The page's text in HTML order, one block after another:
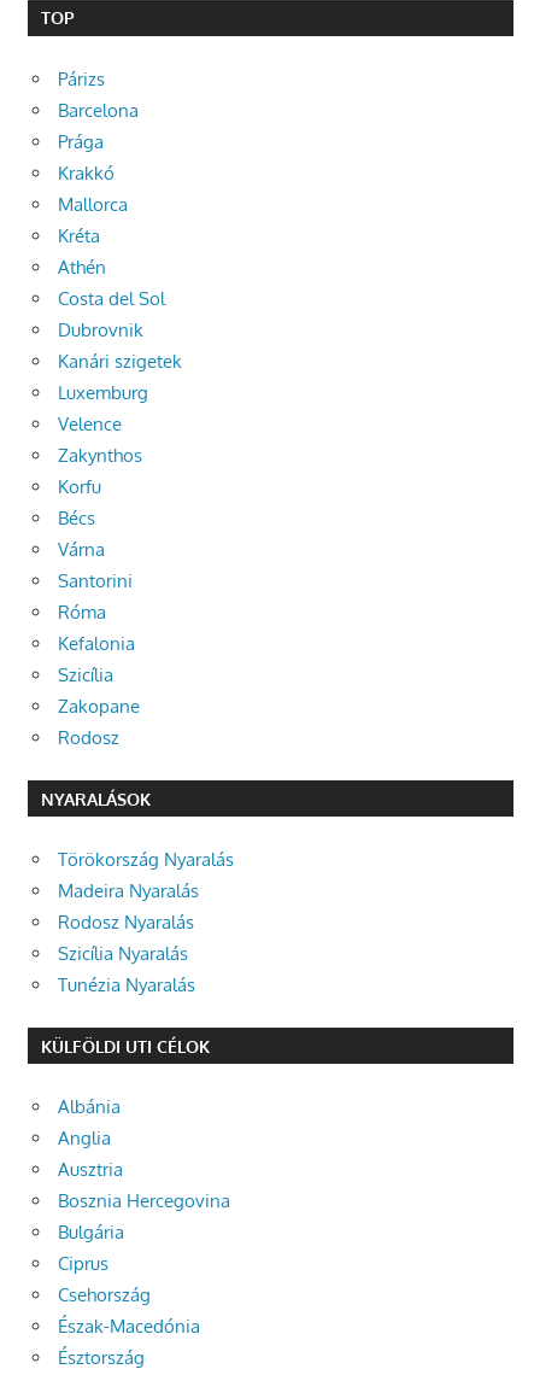
TOP
Párizs
Barcelona
Prága
Krakkó
Mallorca
Kréta
Athén
Costa del Sol
Dubrovnik
Kanári szigetek
Luxemburg
Velence
Zakynthos
Korfu
Bécs
Várna
Santorini
Róma
Kefalonia
Szicília
Zakopane
Rodosz
NYARALÁSOK
Törökország Nyaralás
Madeira Nyaralás
Rodosz Nyaralás
Szicília Nyaralás
Tunézia Nyaralás
KÜLFÖLDI UTI CÉLOK
Albánia
Anglia
Ausztria
Bosznia Hercegovina
Bulgária
Ciprus
Csehország
Észak-Macedónia
Észtország